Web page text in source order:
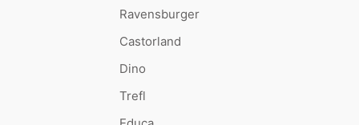
Ravensburger
Castorland
Dino
Trefl